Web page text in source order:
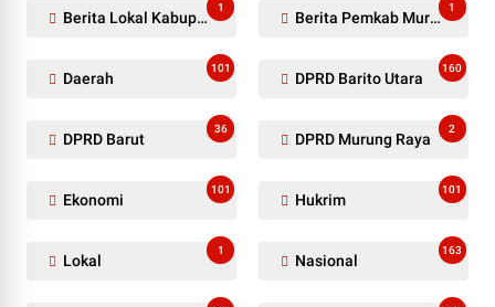
Berita Lokal Kabupaten Barito Utara
1
Berita Pemkab Murung Raya
1
Daerah
101
DPRD Barito Utara
160
DPRD Barut
36
DPRD Murung Raya
2
Ekonomi
101
Hukrim
101
Lokal
1
Nasional
163